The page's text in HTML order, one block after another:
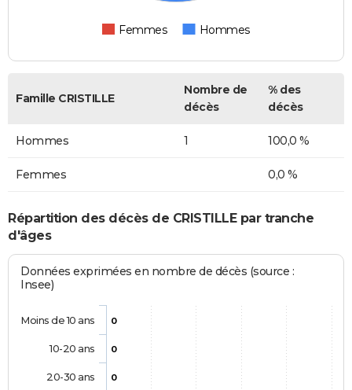
Femmes Hommes
Famille CRISTILLE
Nombre de
décès
% des
décès
Hommes 1 100,0 %
Femmes 0,0 %
Répartition des décès de CRISTILLE par tranche
d'âges
Données exprimées en nombre de décès (source :
Insee)
0
0
0
Moins de 10 ans
10-20 ans
20-30 ans